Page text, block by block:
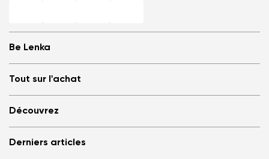
Be Lenka
Store Locator
À propos de nous
Be Lenka dans les Médias
Cookies
Politique de confidentialité
Tout sur l'achat
Se connecter
Référez à un ami et soyez récompensé
Conditions générales de vente
Découvrez
Blog
Derniers articles